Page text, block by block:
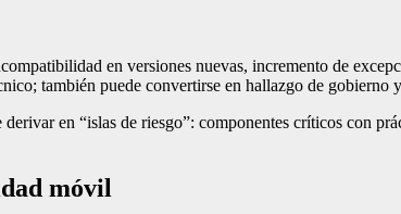
en versiones nuevas, incremento de
también puede convertirse en hallazgo de gobierno
en “islas de riesgo”: componentes críticos con
móvil